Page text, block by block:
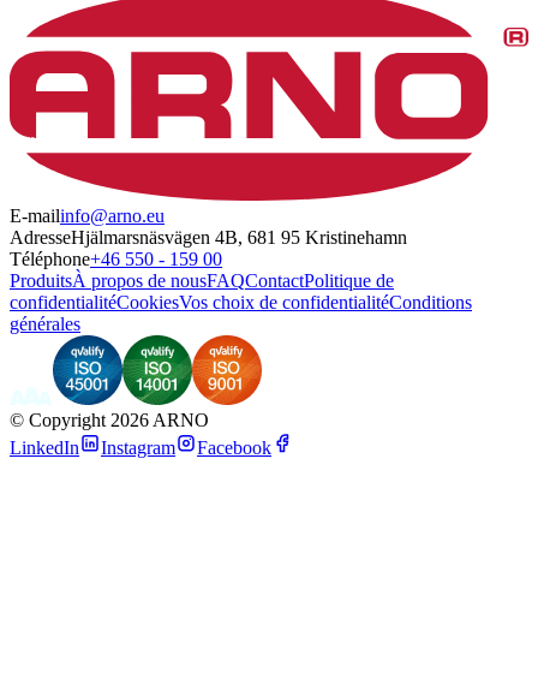
E-mailinfo@arno.eu
AdresseHjälmarsnäsvägen 4B, 681 95 Kristinehamn
Téléphone+46 550 - 159 00
ProduitsÀ propos de nousFAQContactPolitique de
confidentialitéCookiesVos choix de confidentialitéConditions
générales
© Copyright 2026 ARNO
LinkedIn
Instagram Facebook